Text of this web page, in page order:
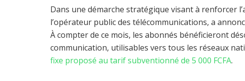
Dans une démarche stratégique visant à renforcer
l’opérateur public des télécommunications, a
À compter de ce mois, les abonnés bénéficieront
communication, utilisables vers tous les réseaux
fixe proposé au tarif subventionné de 5 000 FCFA.